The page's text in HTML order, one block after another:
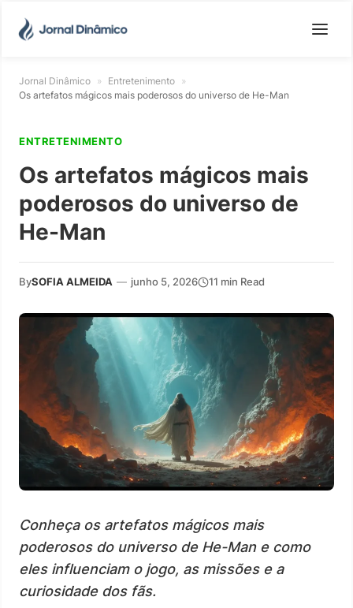
Jornal Dinâmico » Entretenimento »
Os artefatos mágicos mais poderosos do universo de He-Man
ENTRETENIMENTO
Os artefatos mágicos mais
poderosos do universo de
He-Man
BySOFIA ALMEIDA — junho 5, 2026 11 min Read
Conheça os artefatos mágicos mais
poderosos do universo de He-Man e como
eles influenciam o jogo, as missões e a
curiosidade dos fãs.